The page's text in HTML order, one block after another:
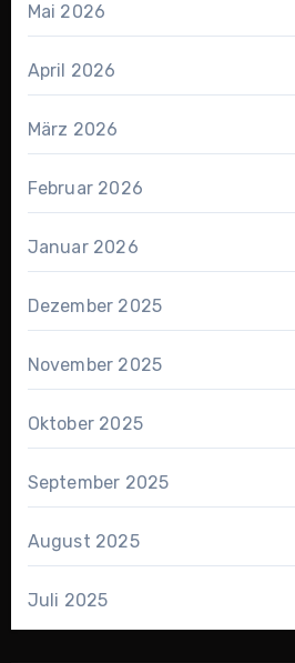
Mai 2026
April 2026
März 2026
Februar 2026
Januar 2026
Dezember 2025
November 2025
Oktober 2025
September 2025
August 2025
Juli 2025